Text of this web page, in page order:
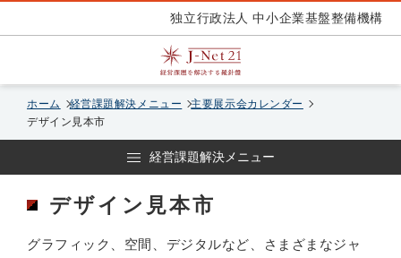
独立行政法人 中小企業基盤整備機構
ホーム 経営課題解決メニュー
主要展示会カレンダー
デザイン見本市
経営課題解決メニュー
デザイン見本市
グラフィック、空間、デジタルなど、さまざまなジャ